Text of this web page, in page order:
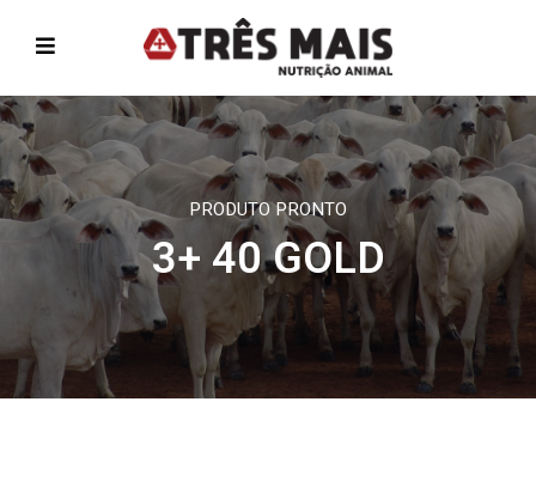
PRODUTO PRONTO
3+ 40 GOLD